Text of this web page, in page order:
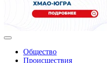
Общество
Происшествия